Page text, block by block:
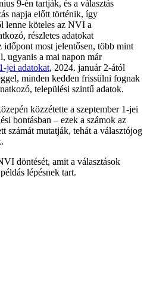
9-én tartják, és a választás
napja előtt történik, így
lenne köteles az NVI a
részletes adatokat
időpont most jelentősen, több mint
ugyanis a mai napon már
jei adatokat, 2024. január 2-ától
minden kedden frissülni fognak
települési szintű adatok.
közzétette a szeptember 1-jei
bontásban – ezek a számok az
számát mutatják, tehát a választójog
döntését, amit a választások
lépésnek tart.